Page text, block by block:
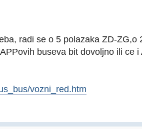
radi se o 5 polazaka ZD-
buseva bit dovoljno ili ce
vozni_red.htm